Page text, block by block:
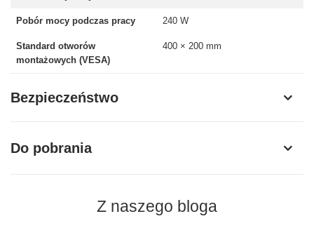
Pobór mocy podczas pracy 240 W
Standard otworów
montażowych (VESA)
400 × 200 mm
Bezpieczeństwo
Do pobrania
Z naszego bloga